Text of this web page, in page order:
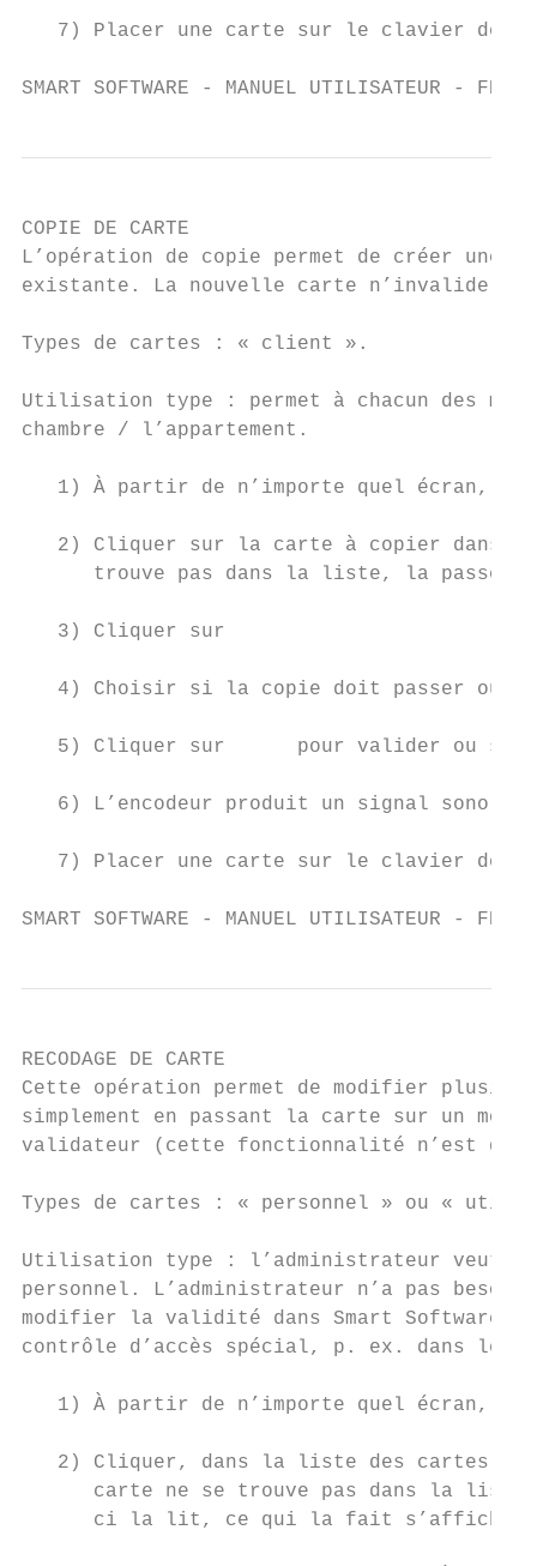
7) Placer une carte sur le clavier de
SMART SOFTWARE - MANUEL
COPIE DE CARTE
L’opération de copie permet de créer
existante. La nouvelle carte n’invalide
Types de cartes : « client ».
Utilisation type : permet à chacun des
chambre / l’appartement.
1) À partir de n’importe quel écran,
2) Cliquer sur la carte à copier dans
trouve pas dans la liste, la passer
   3) Cliquer sur
4) Choisir si la copie doit passer
5) Cliquer sur      pour valider ou sur
   6) L’encodeur produit un signal sonore.
7) Placer une carte sur le clavier de
SMART SOFTWARE - MANUEL
RECODAGE DE CARTE
Cette opération permet de modifier
simplement en passant la carte sur un
validateur (cette fonctionnalité n’est
Types de cartes : « personnel » ou «
Utilisation type : l’administrateur veut
personnel. L’administrateur n’a pas
modifier la validité dans Smart Software.
contrôle d’accès spécial, p. ex. dans le
1) À partir de n’importe quel écran,
2) Cliquer, dans la liste des cartes
carte ne se trouve pas dans la
ci la lit, ce qui la fait